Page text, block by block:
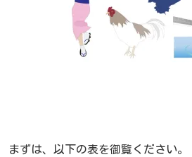
まずは、以下の表を御覧ください。